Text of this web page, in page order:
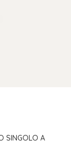
SINGOLO A